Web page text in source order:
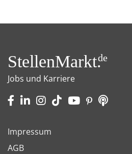
StellenMarkt.de
Jobs und Karriere
Impressum
AGB